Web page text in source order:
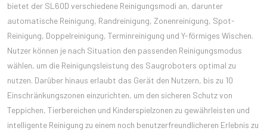
bietet der SL60D verschiedene Reinigungsmodi an, darunter
automatische Reinigung, Randreinigung, Zonenreinigung, Spot-
Reinigung, Doppelreinigung, Terminreinigung und Y-förmiges Wischen.
Nutzer können je nach Situation den passenden Reinigungsmodus
wählen, um die Reinigungsleistung des Saugroboters optimal zu
nutzen. Darüber hinaus erlaubt das Gerät den Nutzern, bis zu 10
Einschränkungszonen einzurichten, um den sicheren Schutz von
Teppichen, Tierbereichen und Kinderspielzonen zu gewährleisten und
intelligente Reinigung zu einem noch benutzerfreundlicheren Erlebnis zu